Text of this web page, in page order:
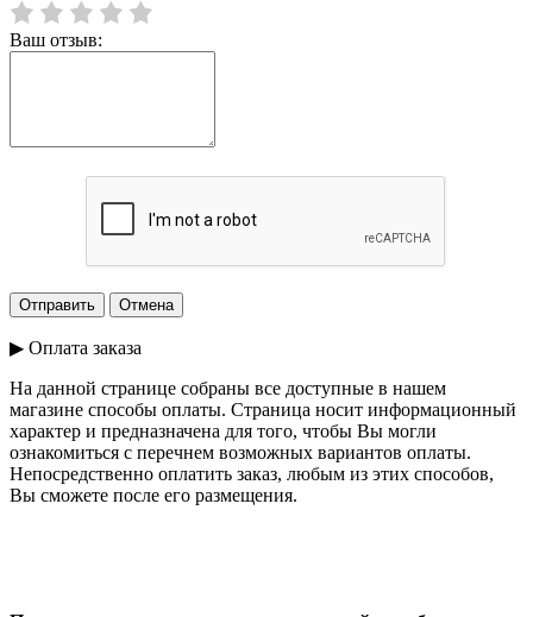
Ваш отзыв:
▶ Оплата заказа
На данной странице собраны все доступные в нашем
магазине способы оплаты. Страница носит информационный
характер и предназначена для того, чтобы Вы могли
ознакомиться с перечнем возможных вариантов оплаты.
Непосредственно оплатить заказ, любым из этих способов,
Вы сможете после его размещения.